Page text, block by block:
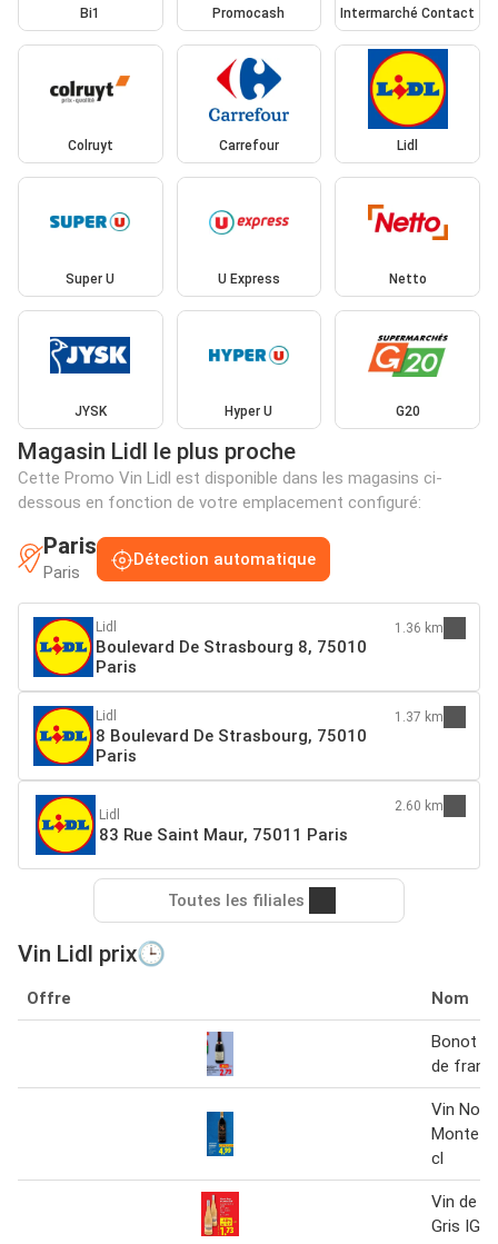
Bi1 Promocash Intermarché Contact
Colruyt Carrefour Lidl
Super U U Express Netto
JYSK Hyper U G20
Magasin Lidl le plus proche
Cette Promo Vin Lidl est disponible dans les magasins ci-
dessous en fonction de votre emplacement configuré:
Paris
Paris
Détection automatique
Lidl
Boulevard De Strasbourg 8, 75010
Paris
1.36 km
Lidl
8 Boulevard De Strasbourg, 75010
Paris
1.37 km
Lidl
83 Rue Saint Maur, 75011 Paris
2.60 km
Toutes les filiales
Vin Lidl prix🕒
Offre Nom
Bonot
de
Vin
Monte-
cl
Vin de
Gris IGP